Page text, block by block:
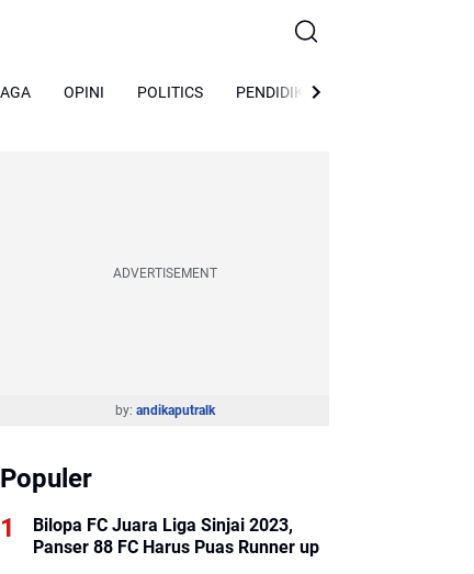
OPINI POLITICS PENDIDIKAN
ADVERTISEMENT
by: andikaputralk
Populer
Bilopa FC Juara Liga Sinjai 2023,
Panser 88 FC Harus Puas Runner up